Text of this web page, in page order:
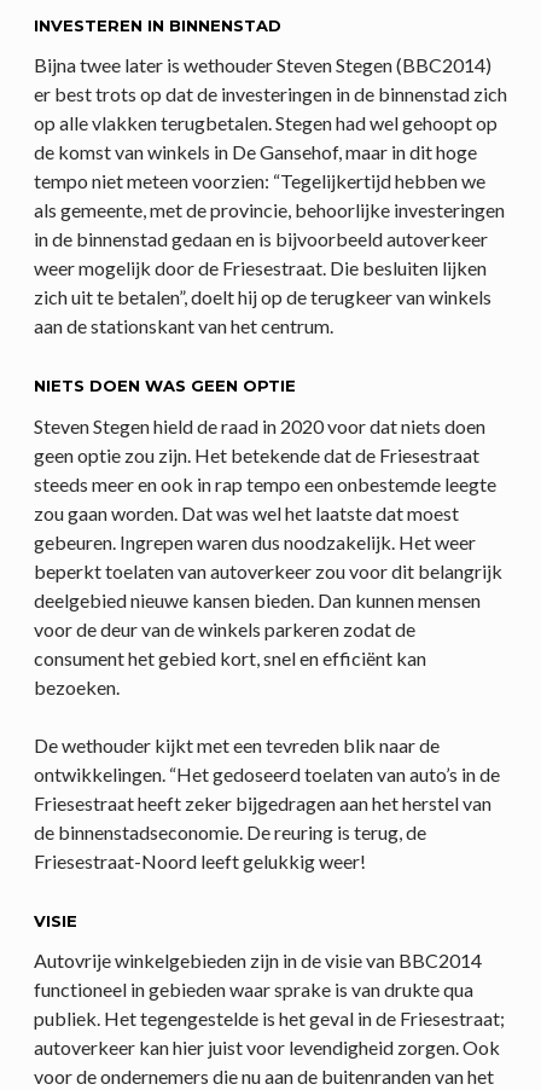
INVESTEREN IN BINNENSTAD
Bijna twee later is wethouder Steven Stegen (BBC2014)
er best trots op dat de investeringen in de binnenstad zich
op alle vlakken terugbetalen. Stegen had wel gehoopt op
de komst van winkels in De Gansehof, maar in dit hoge
tempo niet meteen voorzien: “Tegelijkertijd hebben we
als gemeente, met de provincie, behoorlijke investeringen
in de binnenstad gedaan en is bijvoorbeeld autoverkeer
weer mogelijk door de Friesestraat. Die besluiten lijken
zich uit te betalen”, doelt hij op de terugkeer van winkels
aan de stationskant van het centrum.
NIETS DOEN WAS GEEN OPTIE
Steven Stegen hield de raad in 2020 voor dat niets doen
geen optie zou zijn. Het betekende dat de Friesestraat
steeds meer en ook in rap tempo een onbestemde leegte
zou gaan worden. Dat was wel het laatste dat moest
gebeuren. Ingrepen waren dus noodzakelijk. Het weer
beperkt toelaten van autoverkeer zou voor dit belangrijk
deelgebied nieuwe kansen bieden. Dan kunnen mensen
voor de deur van de winkels parkeren zodat de
consument het gebied kort, snel en efficiënt kan
bezoeken.
De wethouder kijkt met een tevreden blik naar de
ontwikkelingen. “Het gedoseerd toelaten van auto’s in de
Friesestraat heeft zeker bijgedragen aan het herstel van
de binnenstadseconomie. De reuring is terug, de
Friesestraat-Noord leeft gelukkig weer!
VISIE
Autovrije winkelgebieden zijn in de visie van BBC2014
functioneel in gebieden waar sprake is van drukte qua
publiek. Het tegengestelde is het geval in de Friesestraat;
autoverkeer kan hier juist voor levendigheid zorgen. Ook
voor de ondernemers die nu aan de buitenranden van het